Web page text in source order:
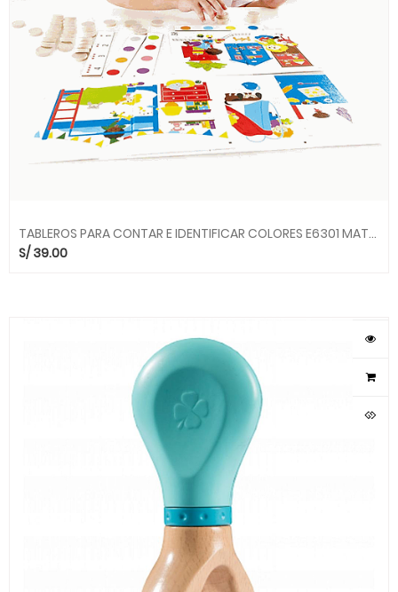
TABLEROS PARA CONTAR E IDENTIFICAR COLORES E6301 MATEMATICAS HAPE
S/39.00